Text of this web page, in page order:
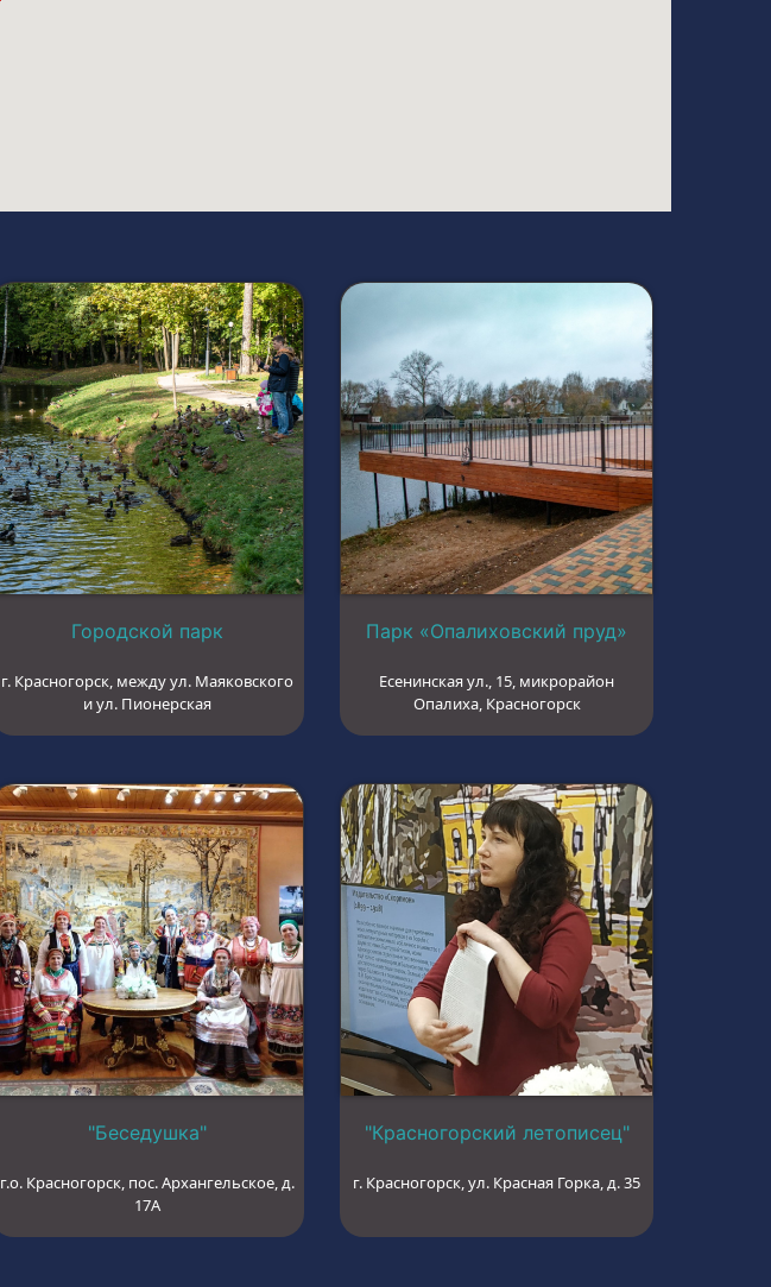
Городской парк
г. Красногорск, между ул. Маяковского
и ул. Пионерская
Парк «Опалиховский пруд»
Есенинская ул., 15, микрорайон
Опалиха, Красногорск
"Беседушка"
г.о. Красногорск, пос. Архангельское, д.
17А
"Красногорский летописец"
г. Красногорск, ул. Красная Горка, д. 35